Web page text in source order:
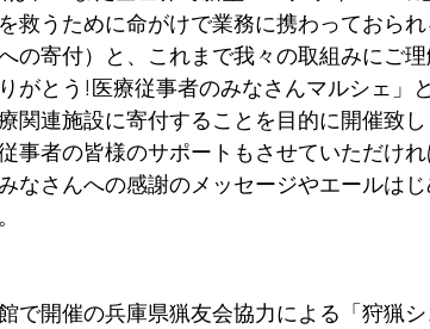
救うために命がけで業務に携わっておら
の寄付）と、これまで我々の取組みにご
がとう!医療従事者のみなさんマルシェ」
関連施設に寄付することを目的に開催致
事者の皆様のサポートもさせていただけ
なさんへの感謝のメッセージやエールは
で開催の兵庫県猟友会協力による「狩猟